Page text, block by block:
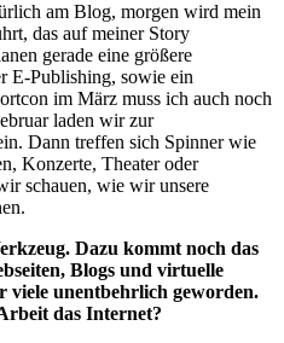
am Blog, morgen wird mein
das auf meiner Story
gerade eine größere
E-Publishing, sowie ein
im März muss ich auch noch
laden wir zur
Dann treffen sich Spinner wie
Konzerte, Theater oder
schauen, wie wir unsere
Dazu kommt noch das
Blogs und virtuelle
viele unentbehrlich geworden.
das Internet?